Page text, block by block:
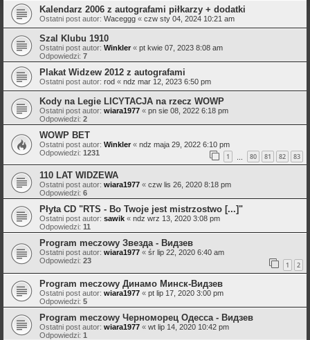
Kalendarz 2006 z autografami piłkarzy + dodatki
Ostatni post autor: Waceggg « czw sty 04, 2024 10:21 am
Szal Klubu 1910
Ostatni post autor: Winkler « pt kwie 07, 2023 8:08 am
Odpowiedzi: 7
Plakat Widzew 2012 z autografami
Ostatni post autor: rod « ndz mar 12, 2023 6:50 pm
Kody na Legie LICYTACJA na rzecz WOWP
Ostatni post autor: wiara1977 « pn sie 08, 2022 6:18 pm
Odpowiedzi: 2
WOWP BET
Ostatni post autor: Winkler « ndz maja 29, 2022 6:10 pm
Odpowiedzi: 1231 1 80 81 82 83
110 LAT WIDZEWA
Ostatni post autor: wiara1977 « czw lis 26, 2020 8:18 pm
Odpowiedzi: 6
Płyta CD "RTS - Bo Twoje jest mistrzostwo [...]"
Ostatni post autor: sawik « ndz wrz 13, 2020 3:08 pm
Odpowiedzi: 11
Program meczowy Звезда - Видзев
Ostatni post autor: wiara1977 « śr lip 22, 2020 6:40 am
Odpowiedzi: 23 1 2
Program meczowy Динамо Минск-Видзев
Ostatni post autor: wiara1977 « pt lip 17, 2020 3:00 pm
Odpowiedzi: 5
Program meczowy Черноморец Одесса - Видзев
Ostatni post autor: wiara1977 « wt lip 14, 2020 10:42 pm
Odpowiedzi: 1